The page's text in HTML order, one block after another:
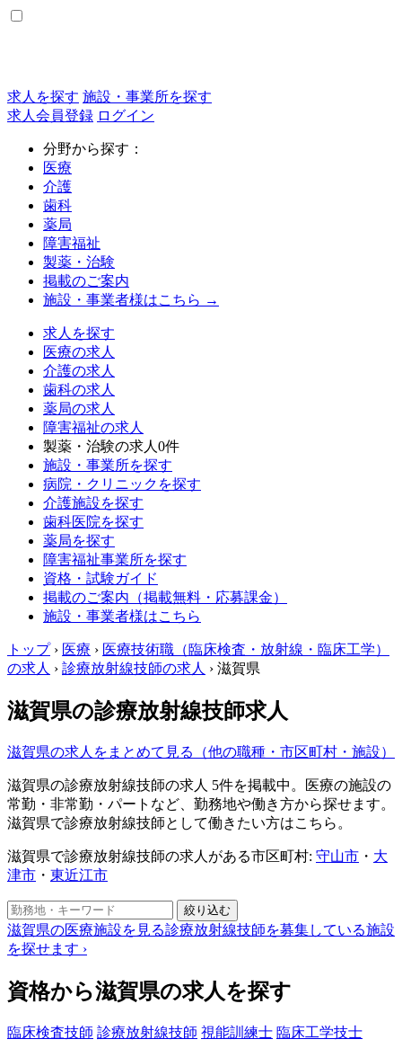
求人を探す 施設・事業所を探す
求人会員登録 ログイン
分野から探す：
医療
介護
歯科
薬局
障害福祉
製薬・治験
掲載のご案内
施設・事業者様はこちら →
求人を探す
医療の求人
介護の求人
歯科の求人
薬局の求人
障害福祉の求人
製薬・治験の求人 0件
施設・事業所を探す
病院・クリニックを探す
介護施設を探す
歯科医院を探す
薬局を探す
障害福祉事業所を探す
資格・試験ガイド
掲載のご案内（掲載無料・応募課金）
施設・事業者様はこちら
トップ › 医療 › 医療技術職（臨床検査・放射線・臨床工学）
の求人 › 診療放射線技師の求人 › 滋賀県
滋賀県の診療放射線技師求人
滋賀県の求人をまとめて見る（他の職種・市区町村・施設）
滋賀県の診療放射線技師の求人 5件を掲載中。医療の施設の
常勤・非常勤・パートなど、勤務地や働き方から探せます。
滋賀県で診療放射線技師として働きたい方はこちら。
滋賀県で診療放射線技師の求人がある市区町村: 守山市 ・ 大
津市 ・ 東近江市
絞り込む
滋賀県の医療施設を見る診療放射線技師を募集している施設
を探せます ›
資格から滋賀県の求人を探す
臨床検査技師 診療放射線技師 視能訓練士 臨床工学技士